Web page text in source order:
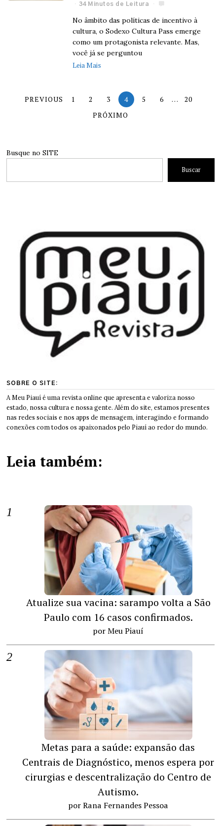
34 Minutos de Leitura
No âmbito das políticas de incentivo à
cultura, o Sodexo Cultura Pass emerge
como um protagonista relevante. Mas,
você já se perguntou
Leia Mais
PREVIOUS 1 2 3 4 5 6 …
20
PRÓXIMO
Busque no SITE
Buscar
SOBRE O SITE:
A Meu Piauí é uma revista online que apresenta e valoriza nosso
estado, nossa cultura e nossa gente. Além do site, estamos presentes
nas redes sociais e nos apps de mensagem, interagindo e formando
conexões com todos os apaixonados pelo Piauí ao redor do mundo.
Leia também:
Atualize sua vacina: sarampo volta a São
Paulo com 16 casos confirmados.
por Meu Piauí
Metas para a saúde: expansão das
Centrais de Diagnóstico, menos espera por
cirurgias e descentralização do Centro de
Autismo.
por Rana Fernandes Pessoa